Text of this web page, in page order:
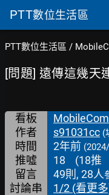
PTT數位生活區
PTT數位生活區 /
[問題] 遠傳這幾天
看板
作者 s91031cc (
時間 2年前
推噓 18 (18推
留言
49則, 28人
討論串 1/2 (看更